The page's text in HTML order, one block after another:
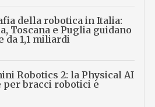
della robotica in Italia:
Toscana e Puglia guidano
da 1,1 miliardi
Robotics 2: la Physical AI
per bracci robotici e